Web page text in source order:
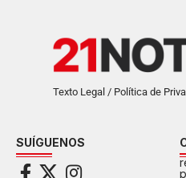
Texto Legal / Política de
SUÍGUENOS